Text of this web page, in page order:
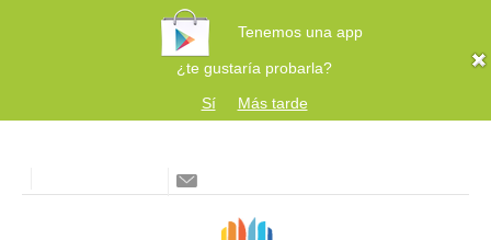
Tenemos una app
¿te gustaría probarla?
Sí
Más tarde